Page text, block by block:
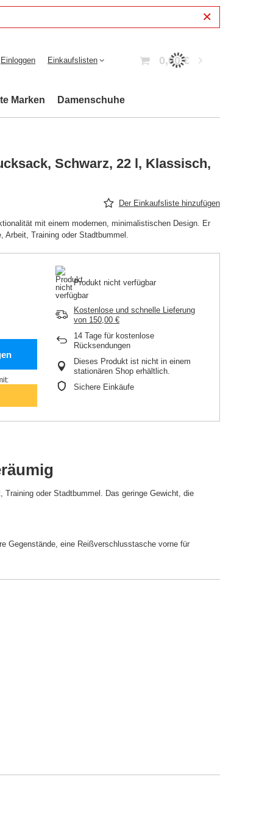
Einloggen Einkaufslisten 0,00 €
Marken Damenschuhe
Schwarz, 22 l, Klassisch,
Der Einkaufsliste hinzufügen
mit einem modernen, minimalistischen Design. Er
Arbeit, Training oder Stadtbummel.
Produkt nicht verfügbar
Kostenlose und schnelle Lieferung
von 150,00 €
14 Tage für kostenlose
Rücksendungen
Dieses Produkt ist nicht in einem
stationären Shop erhältlich.
Sichere Einkäufe
oder Stadtbummel. Das geringe Gewicht, die
Gegenstände, eine Reißverschlusstasche vorne für